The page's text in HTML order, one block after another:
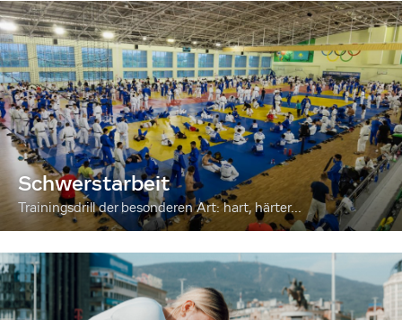
Schwerstarbeit
Trainingsdrill der besonderen Art: hart, härter...